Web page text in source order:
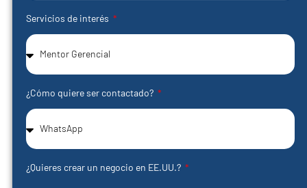
Servicios de interés
¿Cómo quiere ser contactado?
¿Quieres crear un negocio en EE.UU.?